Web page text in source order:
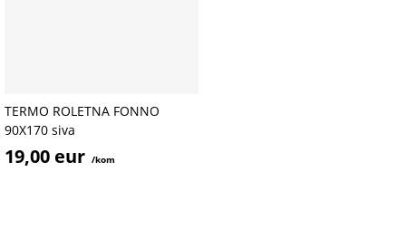
TERMO ROLETNA FONNO
90X170 siva
19,00 eur /kom